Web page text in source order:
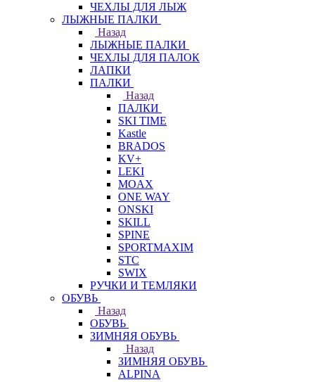
ЧЕХЛЫ ДЛЯ ЛЫЖ
ЛЫЖНЫЕ ПАЛКИ
Назад
ЛЫЖНЫЕ ПАЛКИ
ЧЕХЛЫ ДЛЯ ПАЛОК
ЛАПКИ
ПАЛКИ
Назад
ПАЛКИ
SKI TIME
Kastle
BRADOS
KV+
LEKI
MOAX
ONE WAY
ONSKI
SKILL
SPINE
SPORTMAXIM
STC
SWIX
РУЧКИ И ТЕМЛЯКИ
ОБУВЬ
Назад
ОБУВЬ
ЗИМНЯЯ ОБУВЬ
Назад
ЗИМНЯЯ ОБУВЬ
ALPINA